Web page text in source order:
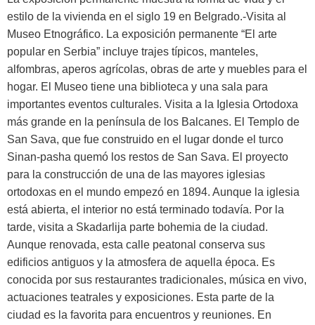
estilo de la vivienda en el siglo 19 en Belgrado.-Visita al
Museo Etnográfico. La exposición permanente “El arte
popular en Serbia” incluye trajes típicos, manteles,
alfombras, aperos agrícolas, obras de arte y muebles para el
hogar. El Museo tiene una biblioteca y una sala para
importantes eventos culturales. Visita a la Iglesia Ortodoxa
más grande en la península de los Balcanes. El Templo de
San Sava, que fue construido en el lugar donde el turco
Sinan-pasha quemó los restos de San Sava. El proyecto
para la construcción de una de las mayores iglesias
ortodoxas en el mundo empezó en 1894. Aunque la iglesia
está abierta, el interior no está terminado todavía. Por la
tarde, visita a Skadarlija parte bohemia de la ciudad.
Aunque renovada, esta calle peatonal conserva sus
edificios antiguos y la atmosfera de aquella época. Es
conocida por sus restaurantes tradicionales, música en vivo,
actuaciones teatrales y exposiciones. Esta parte de la
ciudad es la favorita para encuentros y reuniones. En